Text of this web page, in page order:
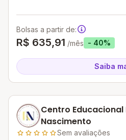
Bolsas a partir de:
R$ 635,91 /mês - 40%
Saiba
Centro Educacional
Nascimento
Sem avaliações